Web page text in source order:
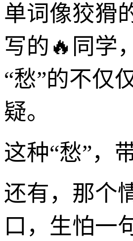
单词像狡猾
写的🔥同学
“愁”的不仅
疑。
这种“愁”，
还有，那个
口，生怕一